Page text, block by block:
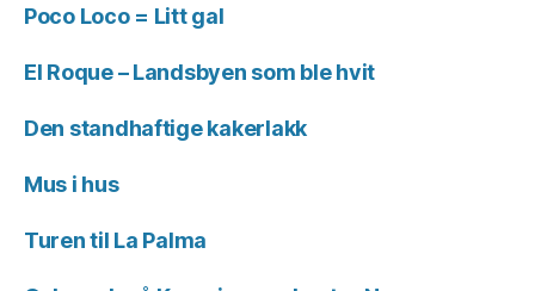
Poco Loco = Litt gal
El Roque – Landsbyen som ble hvit
Den standhaftige kakerlakk
Mus i hus
Turen til La Palma